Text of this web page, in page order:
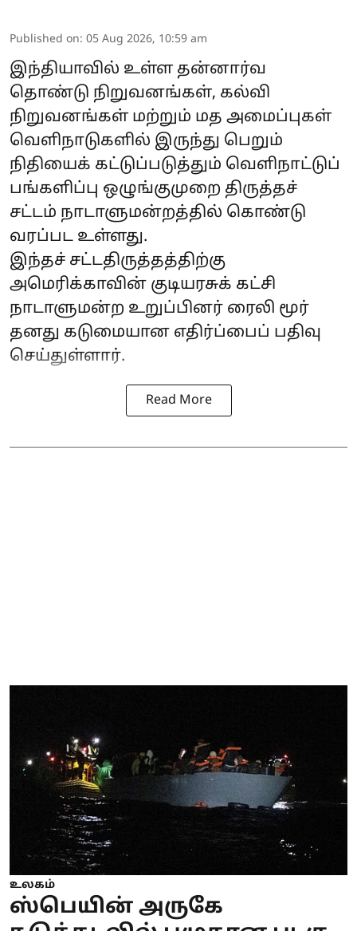
Published on: 05 Aug 2026, 10:59 am
இந்தியாவில் உள்ள தன்னார்வ
தொண்டு நிறுவனங்கள், கல்வி
நிறுவனங்கள் மற்றும் மத அமைப்புகள்
வெளிநாடுகளில் இருந்து பெறும்
நிதியைக் கட்டுப்படுத்தும் வெளிநாட்டுப்
பங்களிப்பு ஒழுங்குமுறை திருத்தச்
சட்டம் நாடாளுமன்றத்தில் கொண்டு
வரப்பட உள்ளது.
இந்தச் சட்டதிருத்தத்திற்கு
அமெரிக்காவின் குடியரசுக் கட்சி
நாடாளுமன்ற உறுப்பினர் ரைலி மூர்
தனது கடுமையான எதிர்ப்பைப் பதிவு
செய்துள்ளார்.
Read More
உலகம்
ஸ்பெயின் அருகே